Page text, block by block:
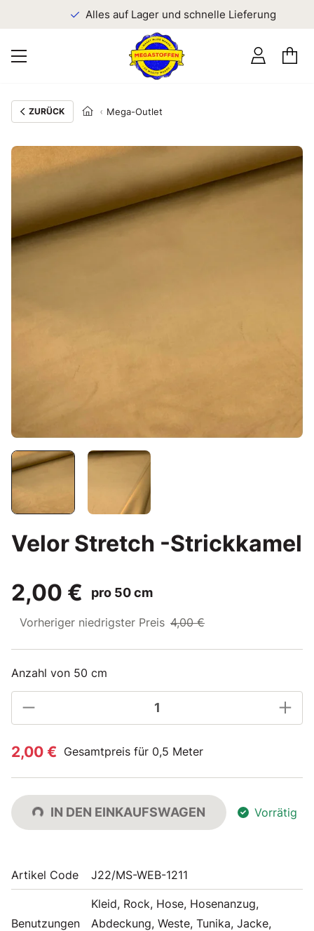
Alles auf Lager und schnelle Lieferung
ZURÜCK Mega-Outlet
Velor Stretch -Strickkamel
2,00 €
pro 50 cm
Vorheriger niedrigster Preis 4,00 €
Anzahl von 50 cm
2,00 € Gesamtpreis für 0,5 Meter
IN DEN EINKAUFSWAGEN Vorrätig
Artikel Code J22/MS-WEB-1211
Benutzungen
Kleid, Rock, Hose, Hosenanzug,
Abdeckung, Weste, Tunika, Jacke,